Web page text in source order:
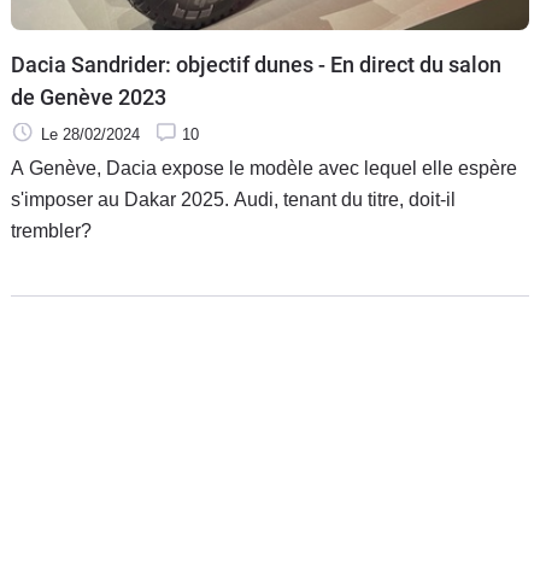
Dacia Sandrider: objectif dunes - En direct du salon
de Genève 2023
Le 28/02/2024 10
A Genève, Dacia expose le modèle avec lequel elle espère
s'imposer au Dakar 2025. Audi, tenant du titre, doit-il
trembler?